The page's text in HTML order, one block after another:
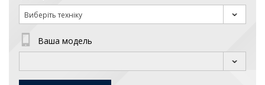
Виберіть техніку
Ваша модель